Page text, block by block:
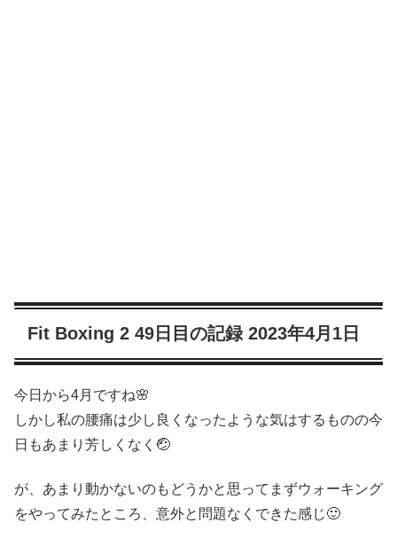
Fit Boxing 2 49日目の記録 2023年4月1日
今日から4月ですね🌸
しかし私の腰痛は少し良くなったような気はするものの今
日もあまり芳しくなく🤕
が、あまり動かないのもどうかと思ってまずウォーキング
をやってみたところ、意外と問題なくできた感じ🙂